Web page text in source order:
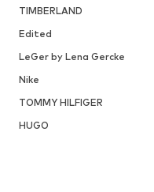
TIMBERLAND
Edited
LeGer by Lena Gercke
Nike
TOMMY HILFIGER
HUGO